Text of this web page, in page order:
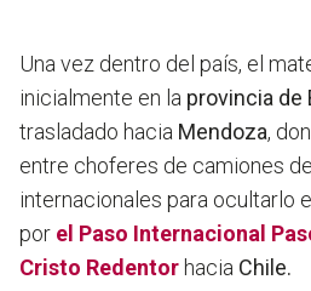
Una vez dentro del país, el
inicialmente en la provincia de
trasladado hacia Mendoza,
entre choferes de camiones
internacionales para ocultarlo
por el Paso Internacional
Cristo Redentor hacia Chile.